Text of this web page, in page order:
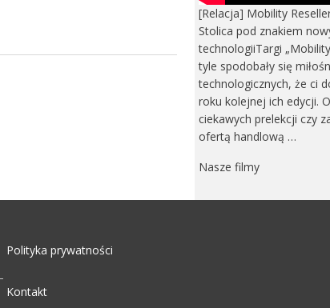
[Relacja] Mobility
Stolica pod znakiem
technologiiTargi
tyle spodobały się
technologicznych, że ci
roku kolejnej ich edycji.
ciekawych prelekcji czy
ofertą handlową …
Nasze filmy
Polityka prywatności
Kontakt